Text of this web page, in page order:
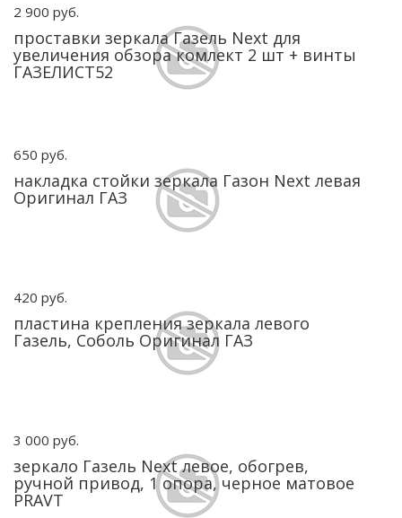
2 900 руб.
проставки зеркала Газель Next для
увеличения обзора комлект 2 шт + винты
ГАЗЕЛИСТ52
650 руб.
накладка стойки зеркала Газон Next левая
Оригинал ГАЗ
420 руб.
пластина крепления зеркала левого
Газель, Соболь Оригинал ГАЗ
3 000 руб.
зеркало Газель Next левое, обогрев,
ручной привод, 1 опора, черное матовое
PRAVT